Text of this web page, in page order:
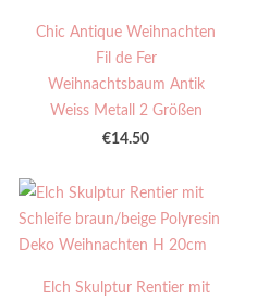
Chic Antique Weihnachten
Fil de Fer
Weihnachtsbaum Antik
Weiss Metall 2 Größen
€14.50
Elch Skulptur Rentier mit